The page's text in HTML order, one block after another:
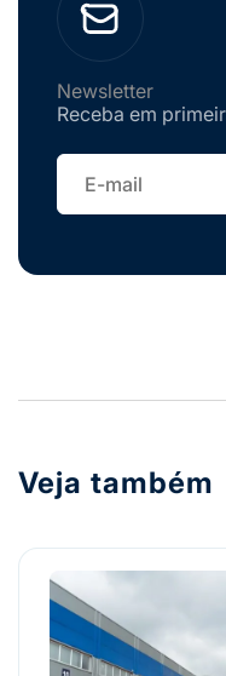
Newsletter
Receba em
Veja também